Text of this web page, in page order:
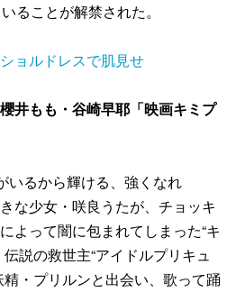
ることが解禁された。
ョルドレスで肌見せ
井もも・谷崎早耶「映画キミプ
いるから輝ける、強くなれ
な少女・咲良うたが、チョッキ
よって闇に包まれてしまった“キ
説の救世主“アイドルプリキュ
・プリルンと出会い、歌って踊